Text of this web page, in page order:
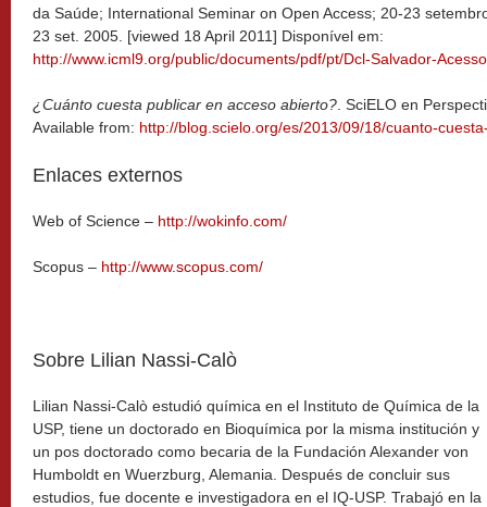
da Saúde; International Seminar on Open Access; 20-23
23 set. 2005. [viewed 18 April 2011] Disponível em:
http://www.icml9.org/public/documents/pdf/pt/Dcl-Salvador-
¿Cuánto cuesta publicar en acceso abierto? . SciELO en
Available from: http://blog.scielo.org/es/2013/09/18/cuanto-
Enlaces externos
Web of Science – http://wokinfo.com/
Scopus – http://www.scopus.com/
Sobre Lilian Nassi-Calò
Lilian Nassi-Calò estudió química en el Instituto de Química de la
USP, tiene un doctorado en Bioquímica por la misma institución y
un pos doctorado como becaria de la Fundación Alexander von
Humboldt en Wuerzburg, Alemania. Después de concluir sus
estudios, fue docente e investigadora en el IQ-USP. Trabajó en la